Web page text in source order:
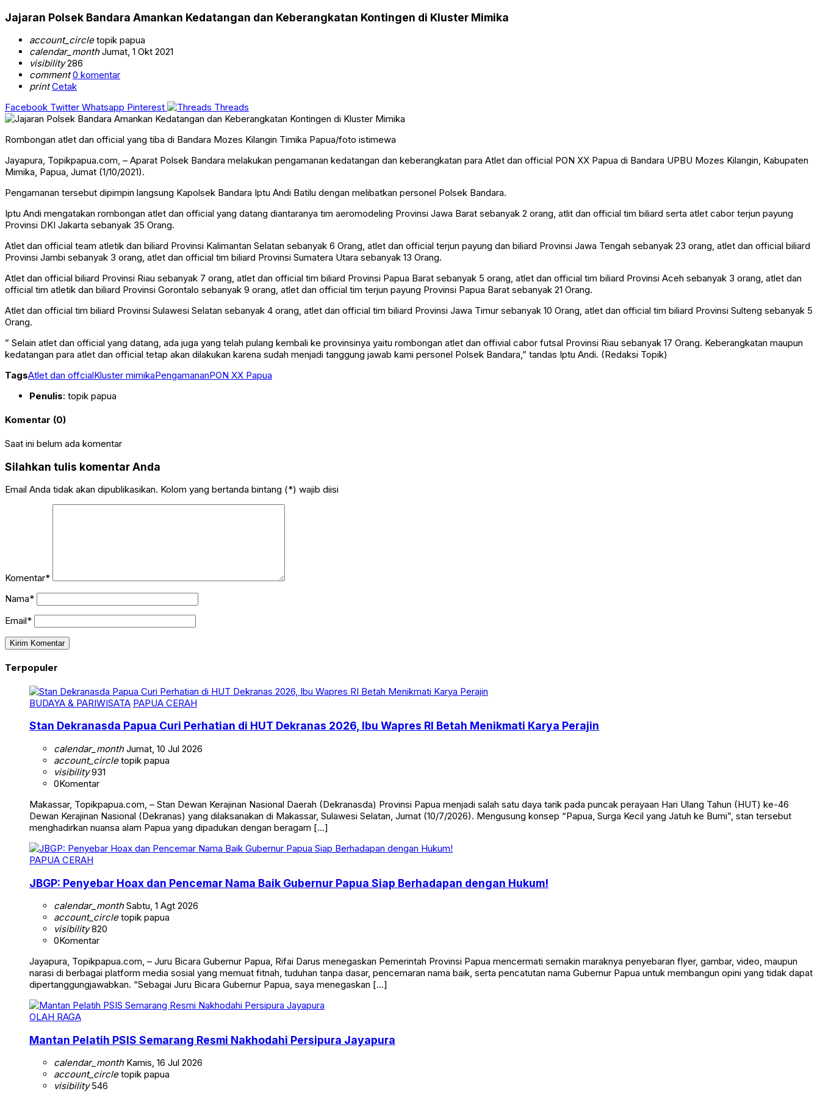
Jajaran Polsek Bandara Amankan Kedatangan dan Keberangkatan Kontingen di Kluster Mimika
account_circletopik papua
calendar_monthJumat, 1 Okt 2021
visibility286
comment 0 komentar
print Cetak
Facebook Twitter Whatsapp Pinterest Threads
Rombongan atlet dan official yang tiba di Bandara Mozes Kilangin Timika Papua/foto istimewa
Jayapura, Topikpapua.com, – Aparat Polsek Bandara melakukan pengamanan kedatangan dan keberangkatan para Atlet dan official PON XX Papua di Bandara UPBU Mozes Kilangin, Kabupaten
Mimika, Papua, Jumat (1/10/2021).
Pengamanan tersebut dipimpin langsung Kapolsek Bandara Iptu Andi Batilu dengan melibatkan personel Polsek Bandara.
Iptu Andi mengatakan rombongan atlet dan official yang datang diantaranya tim aeromodeling Provinsi Jawa Barat sebanyak 2 orang, atlit dan official tim biliard serta atlet cabor terjun payung
Provinsi DKI Jakarta sebanyak 35 Orang.
Atlet dan official team atletik dan biliard Provinsi Kalimantan Selatan sebanyak 6 Orang, atlet dan official terjun payung dan biliard Provinsi Jawa Tengah sebanyak 23 orang, atlet dan official biliard
Provinsi Jambi sebanyak 3 orang, atlet dan official tim biliard Provinsi Sumatera Utara sebanyak 13 Orang.
Atlet dan official biliard Provinsi Riau sebanyak 7 orang, atlet dan official tim biliard Provinsi Papua Barat sebanyak 5 orang, atlet dan official tim biliard Provinsi Aceh sebanyak 3 orang, atlet dan
official tim atletik dan biliard Provinsi Gorontalo sebanyak 9 orang, atlet dan official tim terjun payung Provinsi Papua Barat sebanyak 21 Orang.
Atlet dan official tim biliard Provinsi Sulawesi Selatan sebanyak 4 orang, atlet dan official tim biliard Provinsi Jawa Timur sebanyak 10 Orang, atlet dan official tim biliard Provinsi Sulteng sebanyak 5
Orang.
” Selain atlet dan official yang datang, ada juga yang telah pulang kembali ke provinsinya yaitu rombongan atlet dan offivial cabor futsal Provinsi Riau sebanyak 17 Orang. Keberangkatan maupun
kedatangan para atlet dan official tetap akan dilakukan karena sudah menjadi tanggung jawab kami personel Polsek Bandara,” tandas Iptu Andi. (Redaksi Topik)
TagsAtlet dan offcialKluster mimikaPengamananPON XX Papua
Penulis: topik papua
Komentar (0)
Saat ini belum ada komentar
Silahkan tulis komentar Anda
Email Anda tidak akan dipublikasikan. Kolom yang bertanda bintang (*) wajib diisi
Komentar*
Nama*
Email*
Terpopuler
BUDAYA & PARIWISATA PAPUA CERAH
Stan Dekranasda Papua Curi Perhatian di HUT Dekranas 2026, Ibu Wapres RI Betah Menikmati Karya Perajin
calendar_monthJumat, 10 Jul 2026
account_circletopik papua
visibility931
0Komentar
Makassar, Topikpapua.com, – Stan Dewan Kerajinan Nasional Daerah (Dekranasda) Provinsi Papua menjadi salah satu daya tarik pada puncak perayaan Hari Ulang Tahun (HUT) ke-46
Dewan Kerajinan Nasional (Dekranas) yang dilaksanakan di Makassar, Sulawesi Selatan, Jumat (10/7/2026). Mengusung konsep “Papua, Surga Kecil yang Jatuh ke Bumi”, stan tersebut
menghadirkan nuansa alam Papua yang dipadukan dengan beragam […]
PAPUA CERAH
JBGP: Penyebar Hoax dan Pencemar Nama Baik Gubernur Papua Siap Berhadapan dengan Hukum!
calendar_monthSabtu, 1 Agt 2026
account_circletopik papua
visibility820
0Komentar
Jayapura, Topikpapua.com, – Juru Bicara Gubernur Papua, Rifai Darus menegaskan Pemerintah Provinsi Papua mencermati semakin maraknya penyebaran flyer, gambar, video, maupun
narasi di berbagai platform media sosial yang memuat fitnah, tuduhan tanpa dasar, pencemaran nama baik, serta pencatutan nama Gubernur Papua untuk membangun opini yang tidak dapat
dipertanggungjawabkan. “Sebagai Juru Bicara Gubernur Papua, saya menegaskan […]
OLAH RAGA
Mantan Pelatih PSIS Semarang Resmi Nakhodahi Persipura Jayapura
calendar_monthKamis, 16 Jul 2026
account_circletopik papua
visibility546